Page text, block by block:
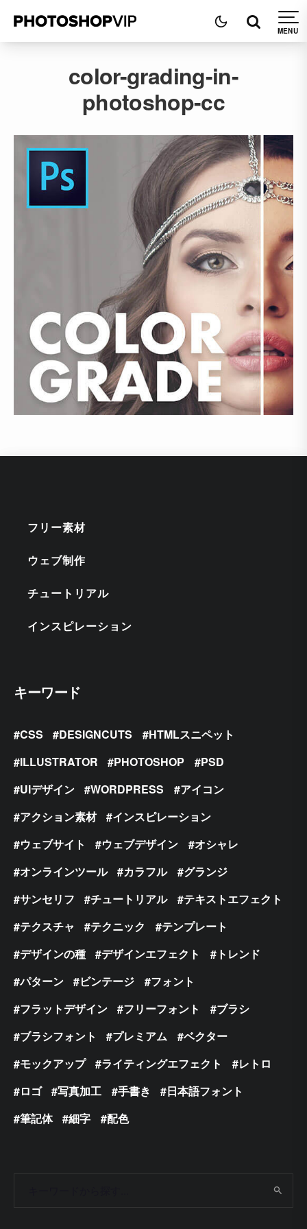
color-grading-in-
photoshop-cc
フリー素材
ウェブ制作
チュートリアル
インスピレーション
キーワード
CSS DESIGNCUTS
HTMLスニペット
ILLUSTRATOR
PHOTOSHOP
PSD
UIデザイン
WORDPRESS
アイコン
アクション素材
インスピレーション
ウェブサイト
ウェブデザイン
オシャレ
オンラインツール
カラフル
グランジ
サンセリフ
チュートリアル
テキストエフェクト
テクスチャ
テクニック
テンプレート
デザインの種
デザインエフェクト
トレンド
パターン
ビンテージ
フォント
フラットデザイン
フリーフォント
ブラシ
ブラシフォント
プレミアム
ベクター
モックアップ
ライティングエフェクト
レトロ
ロゴ
写真加工 手書き
日本語フォント
筆記体
細字 配色